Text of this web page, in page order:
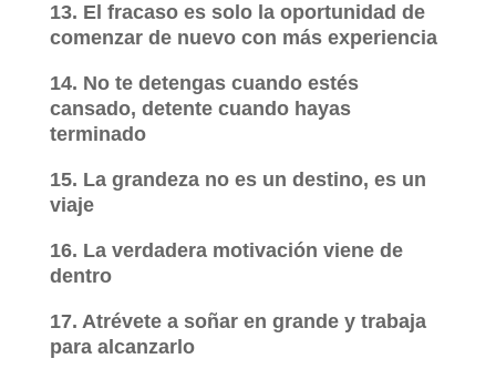
13. El fracaso es solo la oportunidad de
comenzar de nuevo con más experiencia
14. No te detengas cuando estés
cansado, detente cuando hayas
terminado
15. La grandeza no es un destino, es un
viaje
16. La verdadera motivación viene de
dentro
17. Atrévete a soñar en grande y trabaja
para alcanzarlo